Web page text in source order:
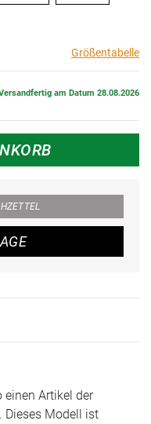
Größentabelle
am Datum 28.08.2026
Artikel der
Dieses Modell ist